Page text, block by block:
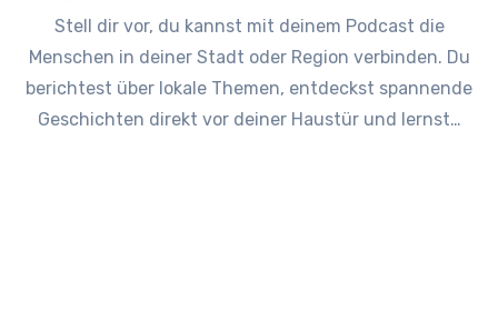
Stell dir vor, du kannst mit deinem Podcast die
Menschen in deiner Stadt oder Region verbinden. Du
berichtest über lokale Themen, entdeckst spannende
Geschichten direkt vor deiner Haustür und lernst…